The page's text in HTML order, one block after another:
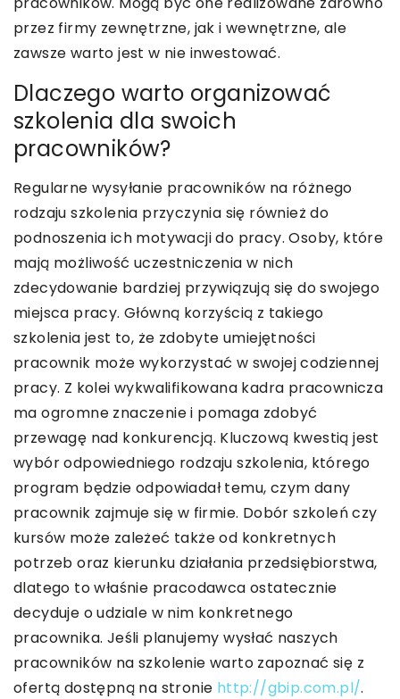
przez firmy zewnętrzne, jak i wewnętrzne, ale
zawsze warto jest w nie inwestować.
Dlaczego warto organizować
szkolenia dla swoich
pracowników?
Regularne wysyłanie pracowników na różnego
rodzaju szkolenia przyczynia się również do
podnoszenia ich motywacji do pracy. Osoby, które
mają możliwość uczestniczenia w nich
zdecydowanie bardziej przywiązują się do swojego
miejsca pracy. Główną korzyścią z takiego
szkolenia jest to, że zdobyte umiejętności
pracownik może wykorzystać w swojej codziennej
pracy. Z kolei wykwalifikowana kadra pracownicza
ma ogromne znaczenie i pomaga zdobyć
przewagę nad konkurencją. Kluczową kwestią jest
wybór odpowiedniego rodzaju szkolenia, którego
program będzie odpowiadał temu, czym dany
pracownik zajmuje się w firmie. Dobór szkoleń czy
kursów może zależeć także od konkretnych
potrzeb oraz kierunku działania przedsiębiorstwa,
dlatego to właśnie pracodawca ostatecznie
decyduje o udziale w nim konkretnego
pracownika. Jeśli planujemy wysłać naszych
pracowników na szkolenie warto zapoznać się z
ofertą dostępną na stronie http://gbip.com.pl/.